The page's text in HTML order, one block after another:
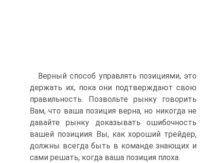
Верный способ управлять позициями, это
держать их, пока они подтверждают свою
правильность. Позвольте рынку говорить
Вам, что ваша позиция верна, но никогда не
давайте рынку доказывать ошибочность
вашей позициия. Вы, как хороший трейдер,
должны всегда быть в команде знающих и
сами решать, когда ваша позиция плоха.